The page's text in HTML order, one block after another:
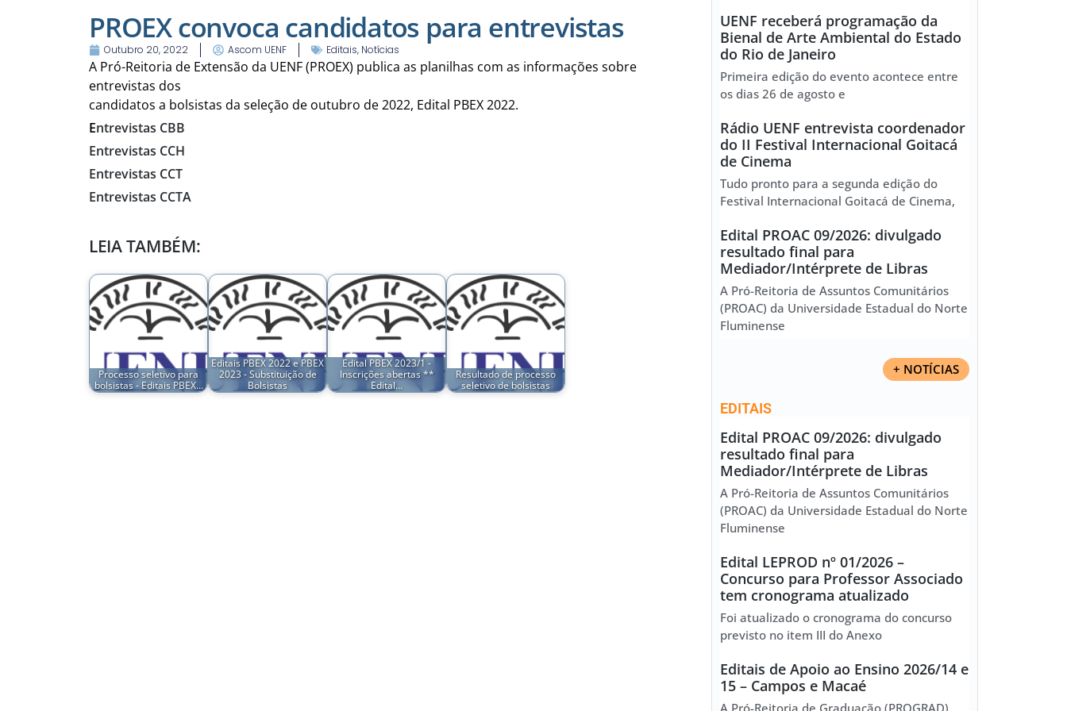
PROEX convoca candidatos para entrevistas
Outubro 20, 2022 Ascom UENF Editais, Notícias
A Pró-Reitoria de Extensão da UENF (PROEX) publica as planilhas com as informações sobre
entrevistas dos
candidatos a bolsistas da seleção de outubro de 2022, Edital PBEX 2022.
Entrevistas CBB
Entrevistas CCH
Entrevistas CCT
Entrevistas CCTA
LEIA TAMBÉM:
Processo seletivo para
bolsistas - Editais PBEX…
Editais PBEX 2022 e PBEX
2023 - Substituição de
Bolsistas
Edital PBEX 2023/1 -
Inscrições abertas **
Edital…
Resultado de processo
seletivo de bolsistas
UENF receberá programação da
Bienal de Arte Ambiental do Estado
do Rio de Janeiro
Primeira edição do evento acontece entre
os dias 26 de agosto e
Rádio UENF entrevista coordenador
do II Festival Internacional Goitacá
de Cinema
Tudo pronto para a segunda edição do
Festival Internacional Goitacá de Cinema,
Edital PROAC 09/2026: divulgado
resultado final para
Mediador/Intérprete de Libras
A Pró-Reitoria de Assuntos Comunitários
(PROAC) da Universidade Estadual do Norte
Fluminense
+ NOTÍCIAS
EDITAIS
Edital PROAC 09/2026: divulgado
resultado final para
Mediador/Intérprete de Libras
A Pró-Reitoria de Assuntos Comunitários
(PROAC) da Universidade Estadual do Norte
Fluminense
Edital LEPROD nº 01/2026 –
Concurso para Professor Associado
tem cronograma atualizado
Foi atualizado o cronograma do concurso
previsto no item III do Anexo
Editais de Apoio ao Ensino 2026/14 e
15 – Campos e Macaé